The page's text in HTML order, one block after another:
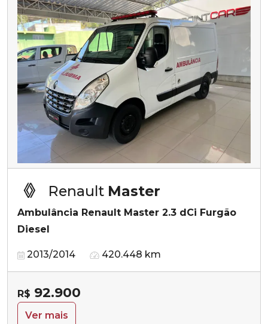
Renault Master
Ambulância Renault Master 2.3 dCi Furgão
Diesel
2013/2014 420.448 km
R$ 92.900
Ver mais